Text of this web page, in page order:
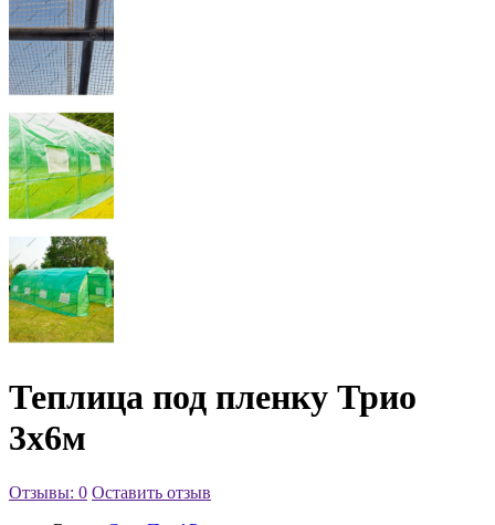
Теплица под пленку Трио
3х6м
Отзывы: 0 Оставить отзыв